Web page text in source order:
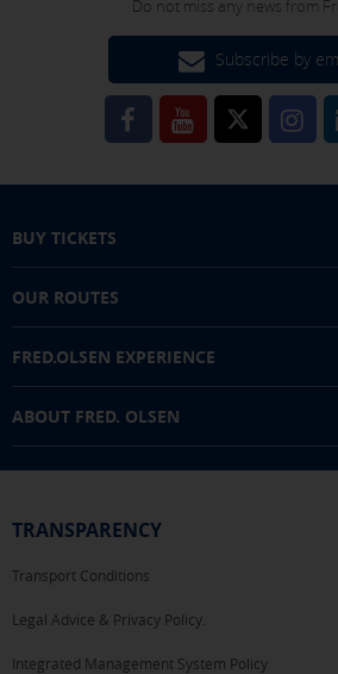
Do not miss any news from
Subscribe by
BUY TICKETS
OUR ROUTES
FRED.OLSEN EXPERIENCE
ABOUT FRED. OLSEN
TRANSPARENCY
Transport Conditions
Legal Advice & Privacy Policy.
Integrated Management System Policy
You can reconfigure your cookies from the
the bottom of the page. You can also check